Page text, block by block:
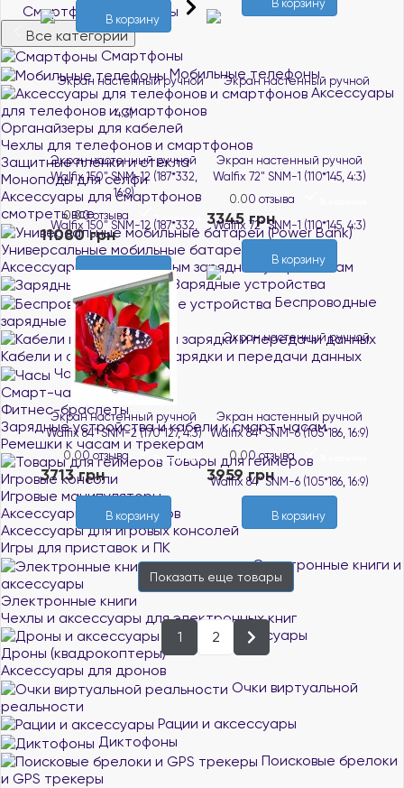
Смартфоны и гаджеты
Все категории
Смартфоны
Мобильные телефоны
Аксессуары
для телефонов и смартфонов
Органайзеры для кабелей
Чехлы для телефонов и смартфонов
Защитные плёнки и стёкла
Моноподы для селфи
Аксессуары для смартфонов
смотреть все
Универсальные мобильные батареи (Power Bank)
Аксессуары к портативным зарядным устройствам
Зарядные устройства
Беспроводные
зарядные устройства
Кабели и адаптеры для зарядки и передачи данных
Часы
Смарт-часы
Фитнес-браслеты
Зарядные устройства и кабели к смарт-часам
Ремешки к часам и трекерам
Товары для геймеров
Игровые консоли
Игровые манипуляторы
Аксессуары для геймеров
Аксессуары для игровых консолей
Игры для приставок и ПК
Электронные книги и
аксессуары
Электронные книги
Чехлы и аксессуары для электронных книг
Дроны и аксессуары
Дроны (квадрокоптеры)
Аксессуары для дронов
Очки виртуальной
реальности
Рации и аксессуары
Диктофоны
Поисковые брелоки
и GPS трекеры
В корзину
В корзину
Экран настенный ручной
Walfix 150" SNM-12 (187*332,
16:9)
0.00 отзыва В наличии
11080 грн
В корзину
Экран настенный ручной
Walfix 72" SNM-1 (110*145, 4:3)
0.00 отзыва
3345 грн
В корзину
Экран настенный ручной
Walfix 84" SNM-2 (170*127, 4:3)
0.00 отзыва В наличии
3713 грн
В корзину
Экран настенный ручной
Walfix 84" SNM-6 (105*186, 16:9)
0.00 отзыва
3959 грн
В корзину
Показать еще товары
1 2